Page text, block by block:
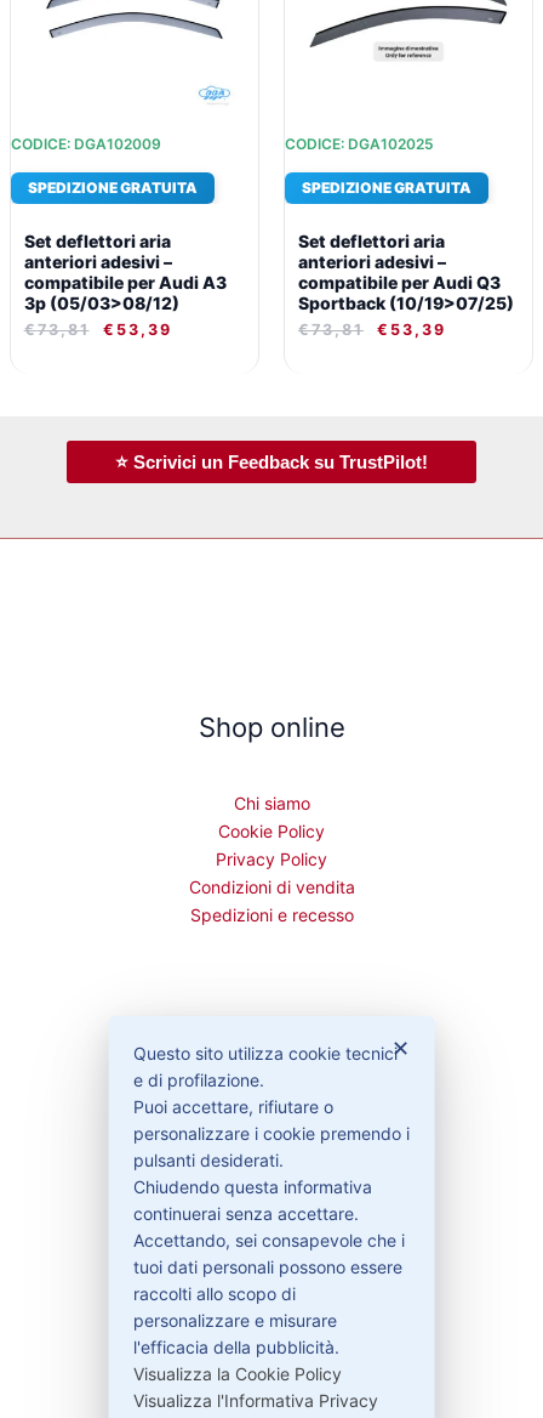
CODICE: DGA102009
SPEDIZIONE GRATUITA
Set deflettori aria
anteriori adesivi –
compatibile per Audi A3
3p (05/03>08/12)
€73,81 € 53,39
CODICE: DGA102025
SPEDIZIONE GRATUITA
Set deflettori aria
anteriori adesivi –
compatibile per Audi Q3
Sportback (10/19>07/25)
€73,81 € 53,39
⭐ Scrivici un Feedback su TrustPilot!
Shop online
Chi siamo
Cookie Policy
Privacy Policy
Condizioni di vendita
Spedizioni e recesso
Contattaci
Garanzie
Contatti
329-30.78.513
info@pitdriver.com
✕
Questo sito utilizza cookie tecnici
e di profilazione.
Puoi accettare, rifiutare o
personalizzare i cookie premendo i
pulsanti desiderati.
Chiudendo questa informativa
continuerai senza accettare.
Accettando, sei consapevole che i
tuoi dati personali possono essere
raccolti allo scopo di
personalizzare e misurare
l'efficacia della pubblicità.
Visualizza la Cookie Policy
Visualizza l'Informativa Privacy